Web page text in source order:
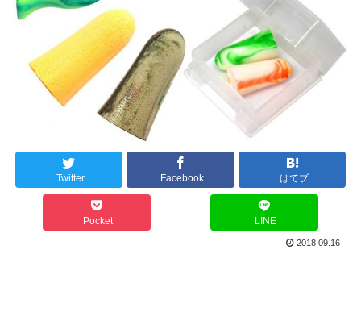
Twitter Facebook はてブ
Pocket LINE
2018.09.16